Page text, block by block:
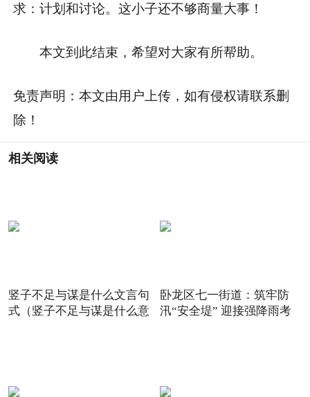
求：计划和讨论。这小子还不够商量大事！
本文到此结束，希望对大家有所帮助。
免责声明：本文由用户上传，如有侵权请联系删
除！
相关阅读
竖子不足与谋是什么文言句
式（竖子不足与谋是什么意
卧龙区七一街道：筑牢防
汛“安全堤” 迎接强降雨考